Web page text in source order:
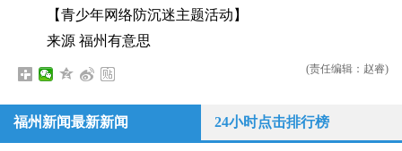
【青少年网络防沉迷主题活动】
来源 福州有意思
(责任编辑：赵睿)
福州新闻最新新闻 24小时点击排行榜